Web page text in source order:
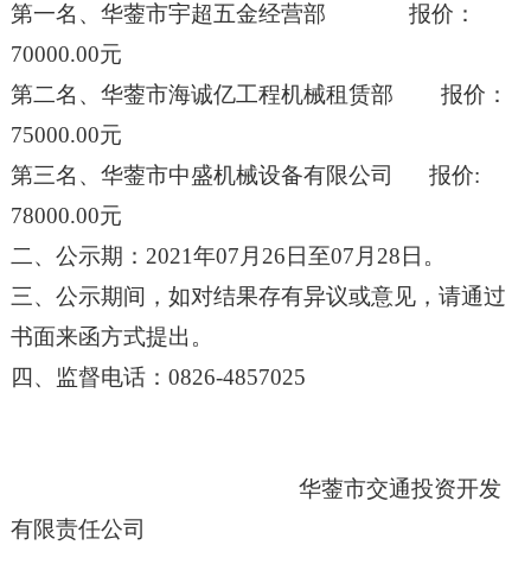
第一名、 华蓥市宇超五金经营部
报价：
70000.00元
第二名、 华蓥市海诚亿工程机械租赁部
报价：
75000.00元
第三名、 华蓥市中盛机械设备有限公司 报价:
78000.00元
二、公示期： 2021年07 月 26 日至07 月 28 日。
三、公示期间，如对结果存有异议或意见，请通过
书面来函方式提出。
四、监督电话： 0826-4857025
华蓥市交通投资开发
有限责任公司